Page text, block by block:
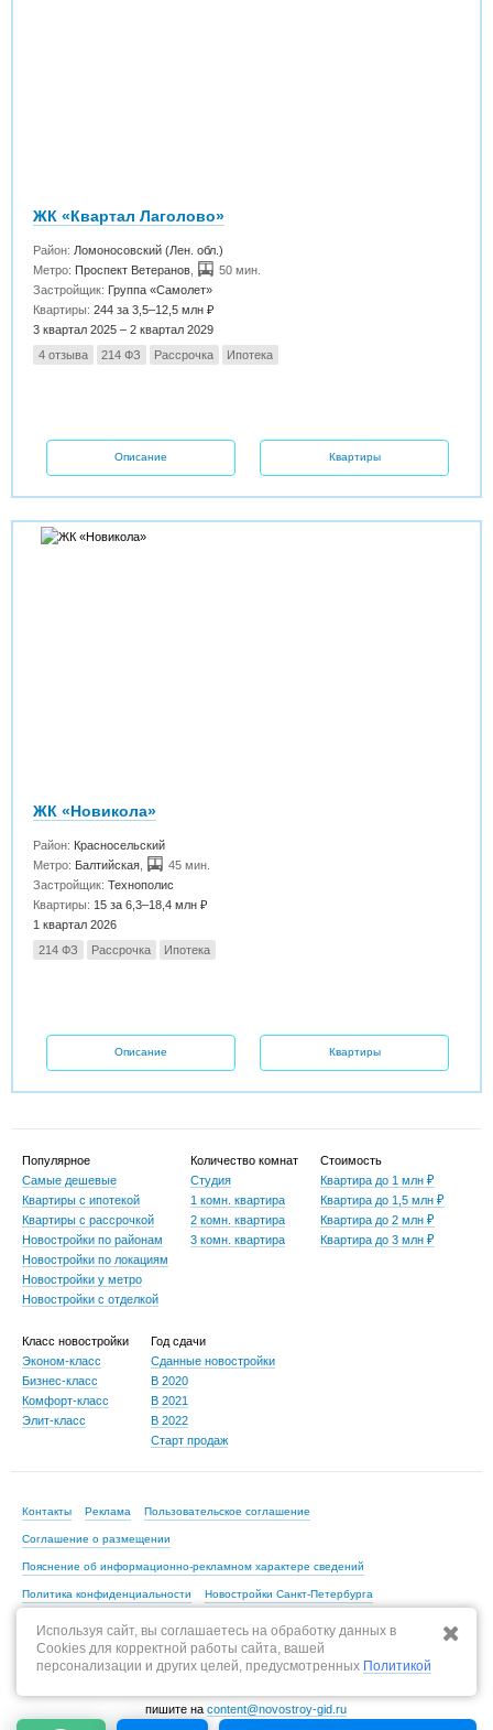
ЖК «Квартал Лаголово»
Район: Ломоносовский (Лен. обл.)
Метро: Проспект Ветеранов
50 мин.
Застройщик: Группа «Самолет»
Квартиры:244 за 3,5–12,5 млн ₽
3 квартал 2025 – 2 квартал 2029
4 отзыва
214 ФЗ Рассрочка Ипотека
Описание Квартиры
ЖК «Новикола»
Район: Красносельский
Метро: Балтийская
45 мин.
Застройщик:Технополис
Квартиры: 15 за 6,3–18,4 млн ₽
1 квартал 2026
214 ФЗ
Рассрочка Ипотека
Описание Квартиры
Популярное
Самые дешевые
Квартиры с ипотекой
Квартиры с рассрочкой
Новостройки по районам
Новостройки по локациям
Новостройки у метро
Новостройки с отделкой
Количество комнат
Студия
1 комн. квартира
2 комн. квартира
3 комн. квартира
Стоимость
Квартира до 1 млн ₽
Квартира до 1,5 млн ₽
Квартира до 2 млн ₽
Квартира до 3 млн ₽
Класс новостройки
Эконом-класс
Бизнес-класс
Комфорт-класс
Элит-класс
Год сдачи
Сданные новостройки
В 2020
В 2021
В 2022
Старт продаж
Контакты Реклама Пользовательское соглашение
Соглашение о размещении
Пояснение об информационно-рекламном характере сведений
Политика конфиденциальности Новостройки Санкт-Петербурга
пишите наcontent@novostroy-gid.ru
Используя сайт, вы соглашаетесь на обработку данных в
Cookies для корректной работы сайта, вашей
персонализации и других целей, предусмотренных Политикой